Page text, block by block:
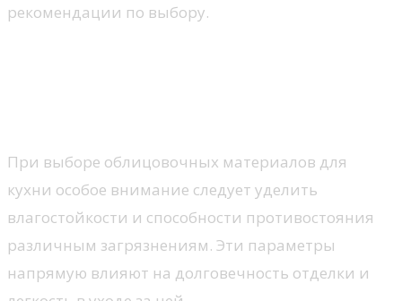
рекомендации по выбору.
При выборе облицовочных материалов для
кухни особое внимание следует уделить
влагостойкости и способности противостояния
различным загрязнениям. Эти параметры
напрямую влияют на долговечность отделки и